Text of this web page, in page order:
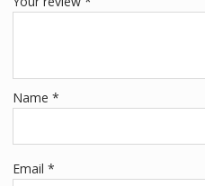
Name *
Email *